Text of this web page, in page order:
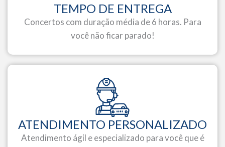
TEMPO DE ENTREGA
Concertos com duração média de 6 horas. Para
você não ficar parado!
ATENDIMENTO PERSONALIZADO
Atendimento ágil e especializado para você que é